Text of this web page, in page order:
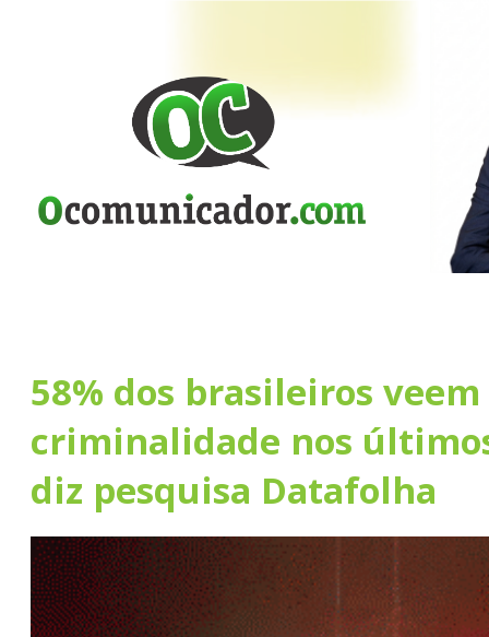
58% dos brasileiros
criminalidade nos
diz pesquisa Datafolha